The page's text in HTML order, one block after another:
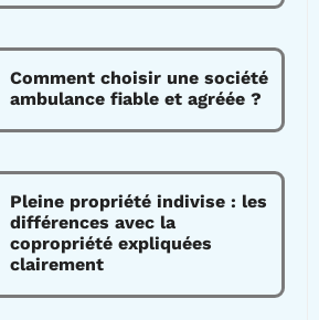
Comment choisir une société
ambulance fiable et agréée ?
Pleine propriété indivise : les
différences avec la
copropriété expliquées
clairement